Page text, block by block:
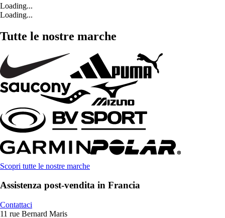
Loading...
Loading...
Tutte le nostre marche
Scopri tutte le nostre marche
Assistenza post-vendita in Francia
Contattaci
11 rue Bernard Maris